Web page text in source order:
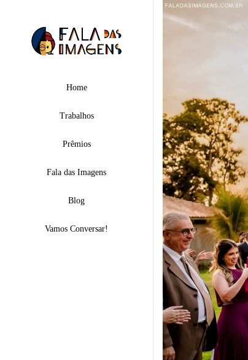
Home
Trabalhos
Prêmios
Fala das Imagens
Blog
Vamos Conversar!